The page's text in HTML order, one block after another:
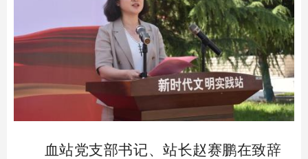
血站党支部书记、站长赵赛鹏在致辞